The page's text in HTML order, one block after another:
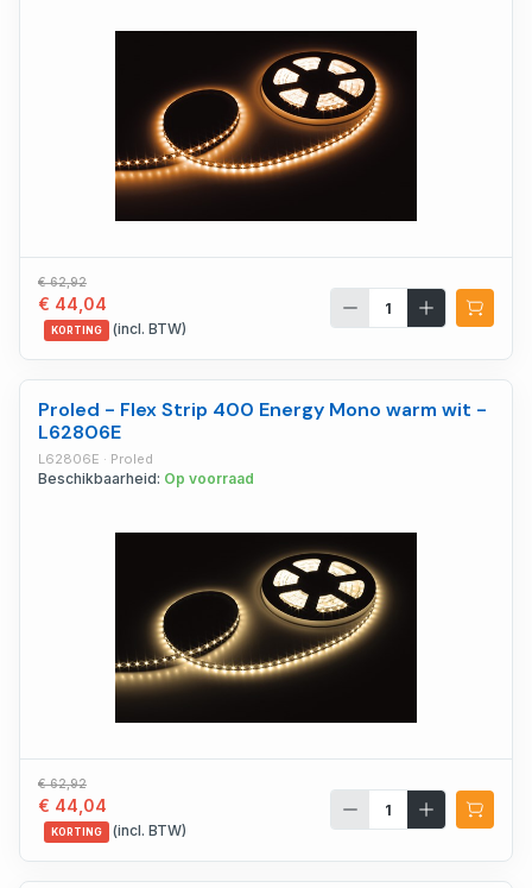
€ 62,92
€ 44,04
KORTING (incl. BTW)
Proled - Flex Strip 400 Energy Mono warm wit -
L62806E
L62806E · Proled
Beschikbaarheid: Op voorraad
€ 62,92
€ 44,04
KORTING (incl. BTW)